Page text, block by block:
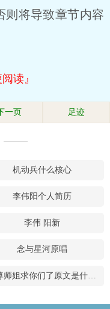
则将导致章节内容
读』
一页 足迹
机动兵什么核心
李伟阳个人简历
李伟 阳新
念与星河原唱
师尊师姐求你们了原文是什么小